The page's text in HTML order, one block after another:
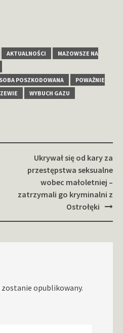
AKTUALNOŚCI
MAZOWSZE NA
POSZKODOWANA
POWAŻNIE
WYBUCH GAZU
Ukrywał się od kary za
przestępstwa seksualne
wobec małoletniej –
zatrzymali go kryminalni z
Ostrołęki
opublikowany.